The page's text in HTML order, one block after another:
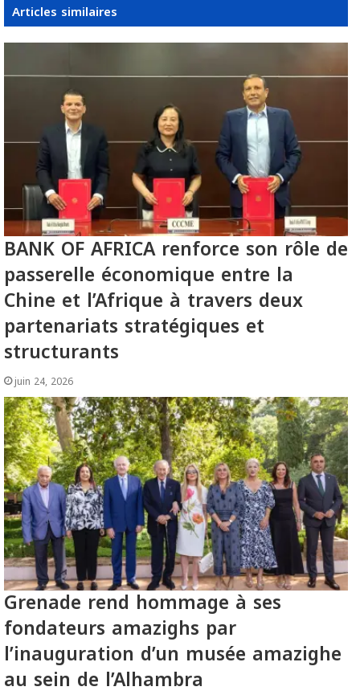
Articles similaires
BANK OF AFRICA renforce son rôle de
passerelle économique entre la
Chine et l’Afrique à travers deux
partenariats stratégiques et
structurants
juin 24, 2026
Grenade rend hommage à ses
fondateurs amazighs par
l’inauguration d’un musée amazighe
au sein de l’Alhambra